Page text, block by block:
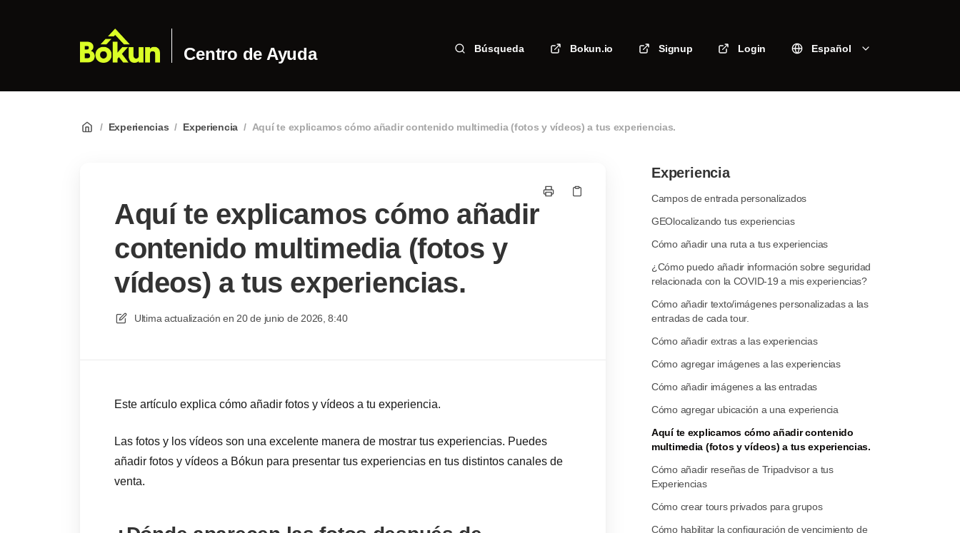
Centro de Ayuda Búsqueda Bokun.io Signup Login Español
/ Experiencias / Experiencia / Aquí te explicamos cómo añadir contenido multimedia (fotos y vídeos) a tus experiencias.
Aquí te explicamos cómo añadir
contenido multimedia (fotos y
vídeos) a tus experiencias.
Ultima actualización en 20 de junio de 2026, 8:40
Este artículo explica cómo añadir fotos y vídeos a tu experiencia.
Las fotos y los vídeos son una excelente manera de mostrar tus experiencias. Puedes
añadir fotos y vídeos a Bókun para presentar tus experiencias en tus distintos canales de
venta.
Experiencia
Campos de entrada personalizados
GEOlocalizando tus experiencias
Cómo añadir una ruta a tus experiencias
¿Cómo puedo añadir información sobre seguridad
relacionada con la COVID-19 a mis experiencias?
Cómo añadir texto/imágenes personalizadas a las
entradas de cada tour.
Cómo añadir extras a las experiencias
Cómo agregar imágenes a las experiencias
Cómo añadir imágenes a las entradas
Cómo agregar ubicación a una experiencia
Aquí te explicamos cómo añadir contenido
multimedia (fotos y vídeos) a tus experiencias.
Cómo añadir reseñas de Tripadvisor a tus
Experiencias
Cómo crear tours privados para grupos
Cómo habilitar la configuración de vencimiento de